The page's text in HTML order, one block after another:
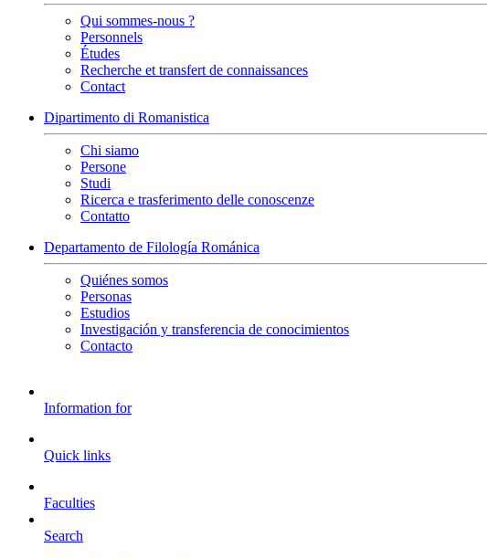
Qui sommes-nous ?
Personnels
Études
Recherche et transfert de connaissances
Contact
Dipartimento di Romanistica
Chi siamo
Persone
Studi
Ricerca e trasferimento delle conoscenze
Contatto
Departamento de Filología Románica
Quiénes somos
Personas
Estudios
Investigación y transferencia de conocimientos
Contacto
Information for
Quick links
Faculties
Search